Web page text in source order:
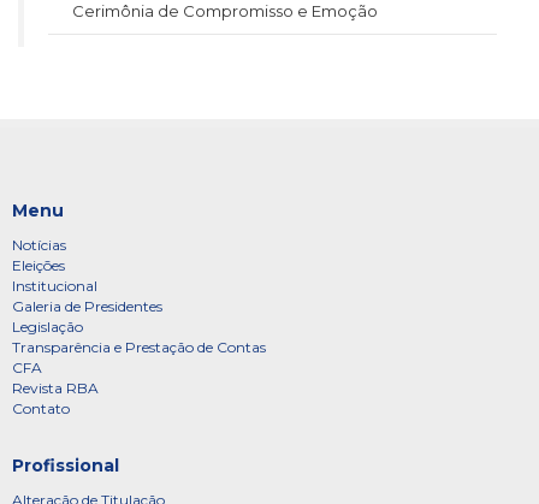
Cerimônia de Compromisso e Emoção
Menu
Notícias
Eleições
Institucional
Galeria de Presidentes
Legislação
Transparência e Prestação de Contas
CFA
Revista RBA
Contato
Profissional
Alteração de Titulação